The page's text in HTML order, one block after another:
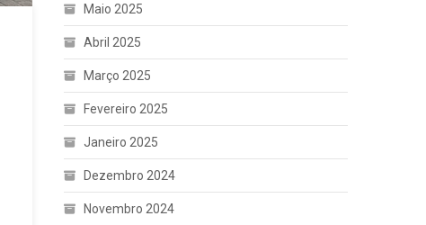
Maio 2025
Abril 2025
Março 2025
Fevereiro 2025
Janeiro 2025
Dezembro 2024
Novembro 2024